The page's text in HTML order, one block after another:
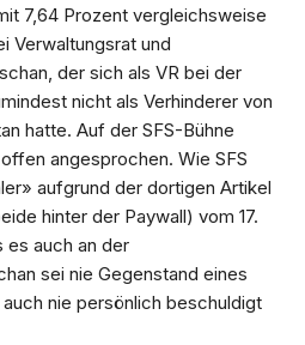
7,64 Prozent vergleichsweise
Verwaltungsrat und
der sich als VR bei der
nicht als Verhinderer von
hatte. Auf der SFS-Bühne
angesprochen. Wie SFS
aufgrund der dortigen Artikel
hinter der Paywall) vom 17.
es auch an der
sei nie Gegenstand eines
nie persönlich beschuldigt